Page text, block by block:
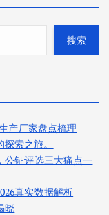
搜索
产厂家盘点梳理
索之旅。
公钲评选三大痛点一
真实数据解析
晓